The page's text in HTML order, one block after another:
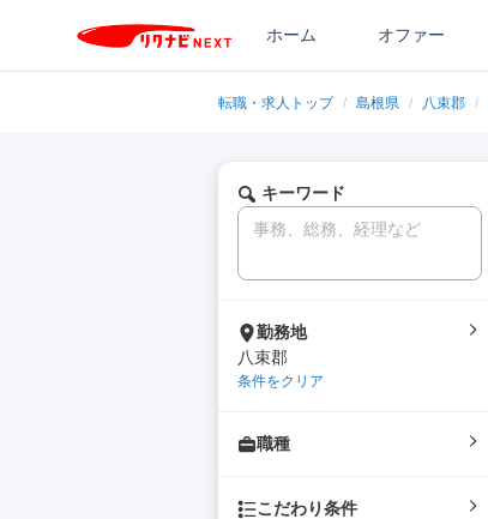
ホーム オファー
転職・求人トップ / 島根県 / 八束郡 /
キーワード
勤務地
八束郡
条件をクリア
職種
こだわり条件